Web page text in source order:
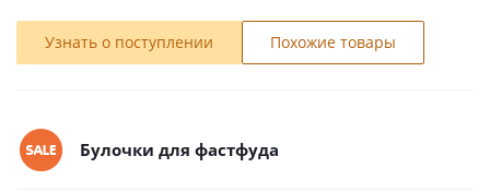
Узнать о поступлении Похожие товары
Булочки для фастфуда